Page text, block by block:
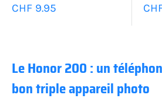
Prix
CHF 9.95
Prix
Le Honor 200 : un
bon triple appareil photo